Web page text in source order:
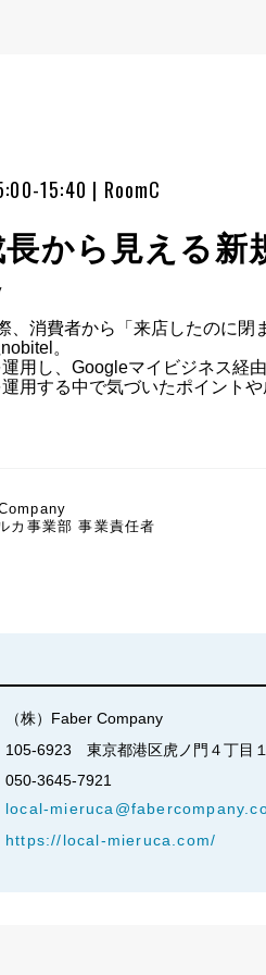
15:40 | RoomC
から見える新
、消費者から「来店したのに
。
用し、Googleマイビジネス経
用する中で気づいたポイントや
カ事業部 事業責任者
（株）Faber Company
105-6923　東京都港区虎ノ門４丁目
050-3645-7921
local-
https://local-mieruca.com/